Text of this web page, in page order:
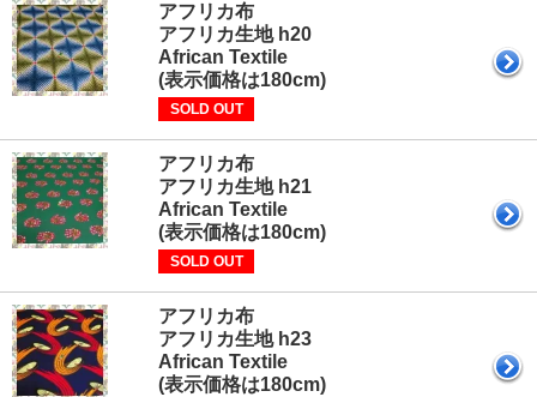
アフリカ布
アフリカ生地 h20
African Textile
(表示価格は180cm)
SOLD OUT
アフリカ布
アフリカ生地 h21
African Textile
(表示価格は180cm)
SOLD OUT
アフリカ布
アフリカ生地 h23
African Textile
(表示価格は180cm)